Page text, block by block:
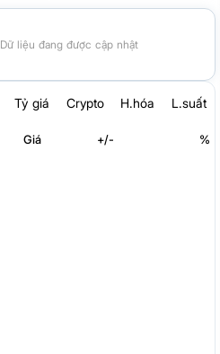
Dữ liệu đang được cập nhật
Tỷ giá Crypto H.hóa L.suất
Giá +/- %